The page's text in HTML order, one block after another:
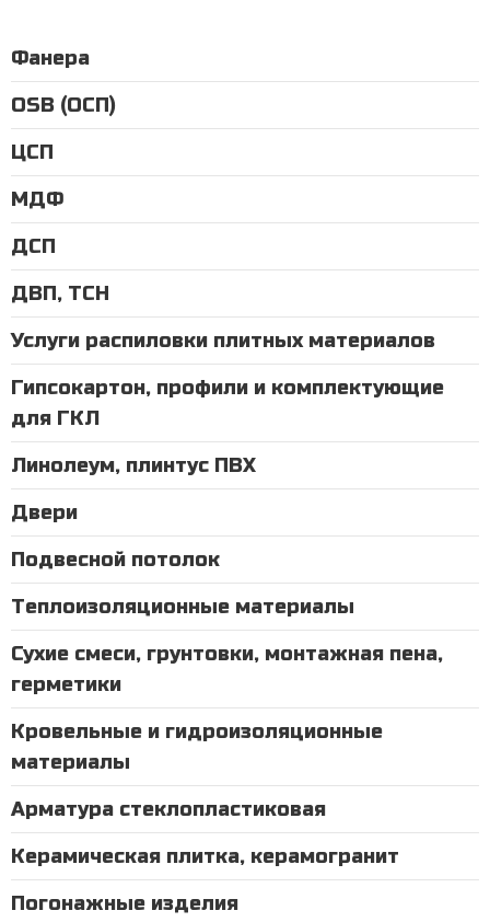
Фанера
OSB (ОСП)
ЦСП
МДФ
ДСП
ДВП, ТСН
Услуги распиловки плитных материалов
Гипсокартон, профили и комплектующие
для ГКЛ
Линолеум, плинтус ПВХ
Двери
Подвесной потолок
Теплоизоляционные материалы
Сухие смеси, грунтовки, монтажная пена,
герметики
Кровельные и гидроизоляционные
материалы
Арматура стеклопластиковая
Керамическая плитка, керамогранит
Погонажные изделия